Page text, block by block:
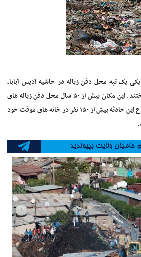
یک تپه محل دفن زباله در حاشیه آدیس آبابا،
پایتخت اتیوپی ۴۶ تن جان باختند. این مکان بیش از ۵۰ سال محل دفن زباله های
پایتخت بوده است. هنگام وقوع این حادثه بیش از ۱۵۰ نفر در خانه های موقت خود